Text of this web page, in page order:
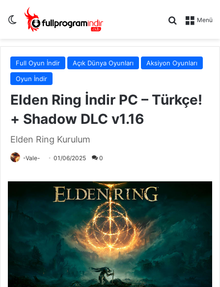
Dış görünümü değiştir Menü
Arama yap
Full Oyun İndir Açık Dünya Oyunları
Aksiyon Oyunları
Oyun İndir
Elden Ring İndir PC – Türkçe!
+ Shadow DLC v1.16
Elden Ring Kurulum
-Vale- 01/06/2025 0